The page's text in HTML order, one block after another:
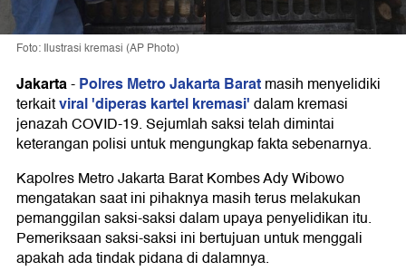
Foto: Ilustrasi kremasi (AP Photo)
Jakarta-Polres Metro Jakarta Baratmasih menyelidiki
terkaitviral 'diperas kartel kremasi'dalam kremasi
jenazah COVID-19. Sejumlah saksi telah dimintai
keterangan polisi untuk mengungkap fakta sebenarnya.
Kapolres Metro Jakarta Barat Kombes Ady Wibowo
mengatakan saat ini pihaknya masih terus melakukan
pemanggilan saksi-saksi dalam upaya penyelidikan itu.
Pemeriksaan saksi-saksi ini bertujuan untuk menggali
apakah ada tindak pidana di dalamnya.